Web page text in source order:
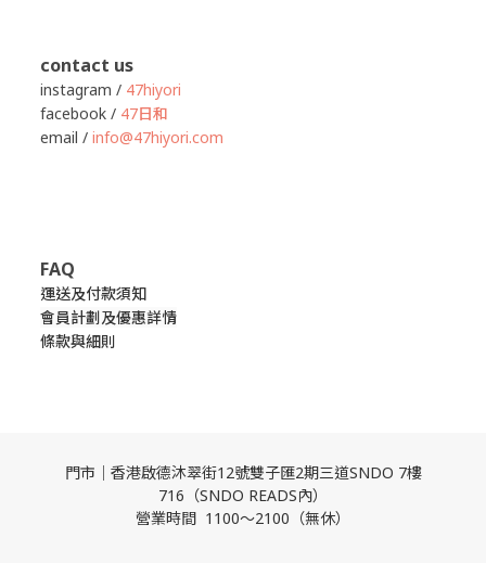
contact us
instagram / 47hiyori
facebook / 47日和
email / info@47hiyori.com
FAQ
運送及付款須知
會員計劃及優惠詳情
條款與細則
門市｜香港啟德沐翠街12號雙子匯2期三道SNDO 7樓
716（SNDO READS內）
營業時間 1100～2100（無休）